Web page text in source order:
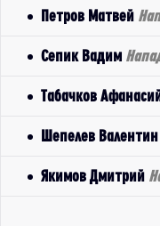
Петров Матвей
Сепик Вадим
Табачков
Шепелев Валентин
Якимов Дмитрий